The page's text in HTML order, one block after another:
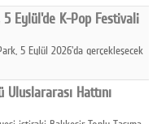
6 Ağustos'ta Casa dell'Arte
okurlarıyla buluştu.
5 Eylül'de K-Pop Festivali
5 Eylül 2026'da gerçekleşecek
haline getirmeye
Hattını